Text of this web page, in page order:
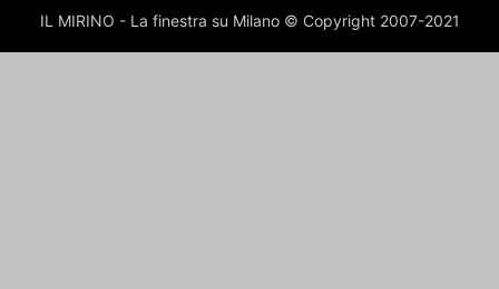
IL MIRINO - La finestra su Milano © Copyright 2007-2021